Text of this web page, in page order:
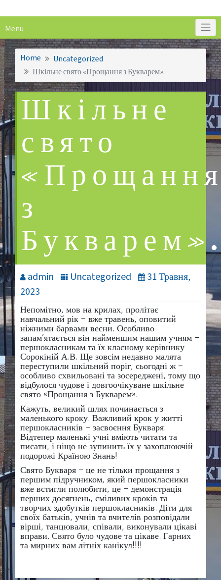
Menu
Home
Uncategorized
Шкільне свято «Прощання з Букварем».
Шкільне
свято
з
admin Uncategorized
31 Травня,
2023
Непомітно, мов на крилах, пролітає
навчальний рік – вже травень, оповитий
ніжними барвами весни. Особливо
запам’ятається він найменшим нашим учням –
першокласникам та їх класному керівнику
Сорокіній А.В. Ще зовсім недавно малята
переступили шкільний поріг, сьогодні ж –
особливо схвильовані та зосереджені, тому що
відбулося чудове і довгоочікуване шкільне
свято «Прощання з Букварем».
Кажуть, великий шлях починається з
маленького кроку. Важливий крок у житті
першокласників – засвоєння Букваря.
Відтепер маленькі учні вміють читати та
писати, і ніщо не зупинить їх у захоплюючій
подорожі Країною Знань!
Свято Букваря – це не тільки прощання з
першим підручником, який першокласники
вже встигли полюбити, це – демонстрація
перших досягнень, сміливих кроків та
творчих здобутків першокласників. Діти для
своїх батьків, учнів та вчителів розповідали
вірші, танцювали, співали, виконували цікаві
вправи. Свято було чудове та цікаве. Гарних
та мирних вам літніх канікул!!!!